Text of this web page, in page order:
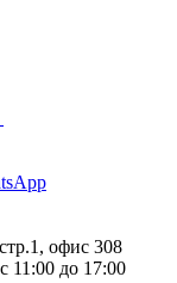
офис 308
11:00 до 17:00